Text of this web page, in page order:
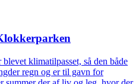
klimatilpasset, så den både
regn og er til gavn for